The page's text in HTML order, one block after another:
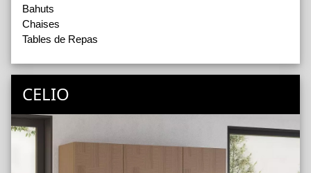
Bahuts
Chaises
Tables de Repas
CELIO